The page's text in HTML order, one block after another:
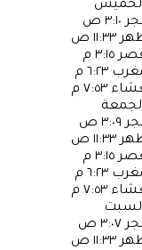
٣:١٠ ص
١١:٣٣ ص
٣:١٥ م
٦:٢٣ م
٧:٥٣ م
٣:٠٩ ص
١١:٣٣ ص
٣:١٥ م
٦:٢٣ م
٧:٥٣ م
٣:٠٧ ص
١١:٣٣ ص